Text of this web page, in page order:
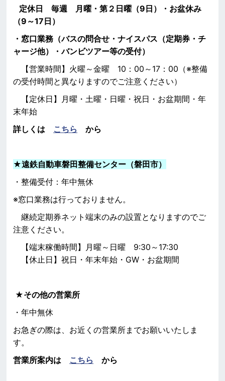
定休日 毎週 月曜・第２日曜（9日）・お盆休み
（9～17日）
・窓口業務（バスの問合せ・ナイスパス（定期券・チ
ャージ他）・バンビツアー等の受付）
【営業時間】火曜～金曜 10：00～17：00（※整備
の受付時間と異なりますのでご注意ください）
【定休日】月曜・土曜・日曜・祝日・お盆期間・年
末年始
詳しくは こちら から
★遠鉄自動車磐田整備センター（磐田市）
・整備受付：年中無休
※窓口業務は行っておりません。
継続定期券ネット端末のみの設置となりますのでご
注意ください。
【端末稼働時間】月曜～日曜 9:30～17:30
【休止日】祝日・年末年始・GW・お盆期間
★その他の営業所
・年中無休
お急ぎの際は、お近くの営業所までお願いいたしま
す。
営業所案内は こちら から